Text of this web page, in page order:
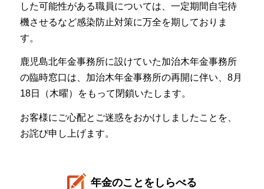
した可能性がある職員については、一定期間自宅待
機させるなど感染防止対策に万全を期しておりま
す。
鹿児島北年金事務所に設けていた加治木年金事務所
の臨時窓口は、加治木年金事務所の再開に伴い、8月
18日（木曜）をもって閉鎖いたします。
お客様にご心配とご迷惑をおかけしましたことを、
お詫び申し上げます。
年金のことをしらべる